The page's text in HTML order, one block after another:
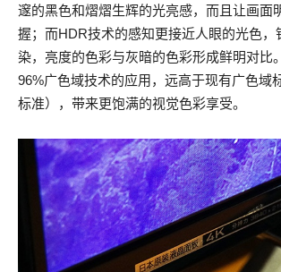
邃的黑色和熠熠生辉的光亮感，而且让画面
握；而HDR技术的感知更接近人眼的光色，
染，亮度的色彩与灰暗的色彩形成鲜明对比
96%广色域技术的应用，远高于现有广色域
标准），带来更饱满的视觉色彩享受。